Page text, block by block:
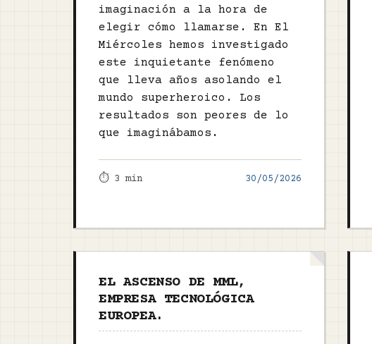
imaginación a la hora de
elegir cómo llamarse. En El
Miércoles hemos investigado
este inquietante fenómeno
que lleva años asolando el
mundo superheroico. Los
resultados son peores de lo
que imaginábamos.
⏱️ 3 min 30/05/2026
EL ASCENSO DE MML,
EMPRESA TECNOLÓGICA
EUROPEA.